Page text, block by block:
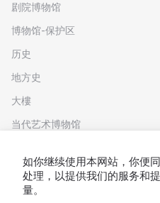
剧院博物馆
博物馆-保护区
历史
地方史
大樓
当代艺术博物馆
如你继续使用本网站，你便
处理，以提供我们的服务和
量。